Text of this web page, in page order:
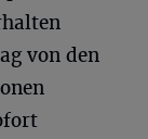
von den